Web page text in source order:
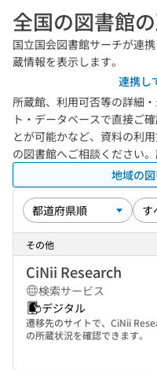
全国の図書館
国立国会図書館サーチが連
蔵情報を表示します。
連携し
所蔵館、利用可否等の詳細
ト・データベースで直接ご
とが可能かなど、資料の利
の図書館へご相談ください
地域の
その他
CiNii Research
検索サービス
デジタル
遷移先のサイトで、CiNii
の所蔵状況を確認できます。